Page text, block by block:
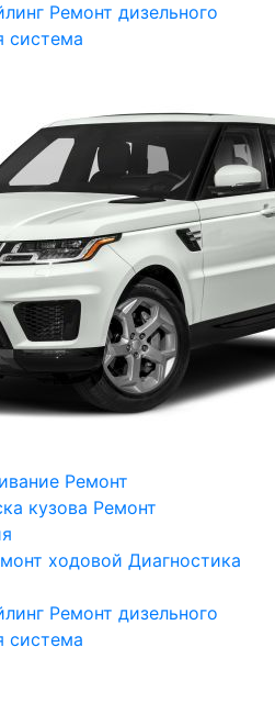
Ремонт дизельного
система
Ремонт
кузова Ремонт
ходовой Диагностика
Ремонт дизельного
система